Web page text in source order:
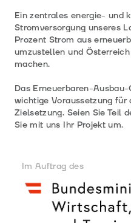
Ein zentrales energie- und
Stromversorgung unseres
Prozent Strom aus
umzustellen und
machen.
Das Erneuerbaren-
wichtige Voraussetzung für
Zielsetzung. Seien Sie Teil
Sie mit uns Ihr Projekt um.
Im Auftrag des